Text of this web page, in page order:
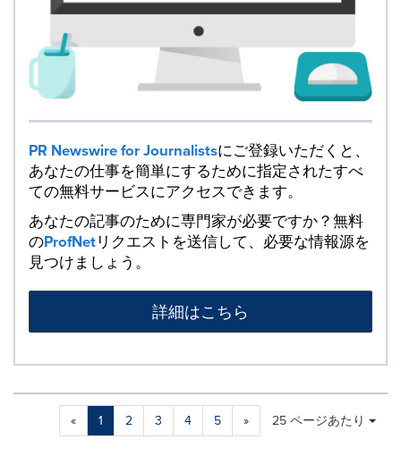
PR Newswire for Journalistsにご登録いただくと、
あなたの仕事を簡単にするために指定されたすべ
ての無料サービスにアクセスできます。
あなたの記事のために専門家が必要ですか？無料
のProfNetリクエストを送信して、必要な情報源を
見つけましょう。
詳細はこちら
« 1 2 3 4 5 » Making
Items per page:
25 ページあたり